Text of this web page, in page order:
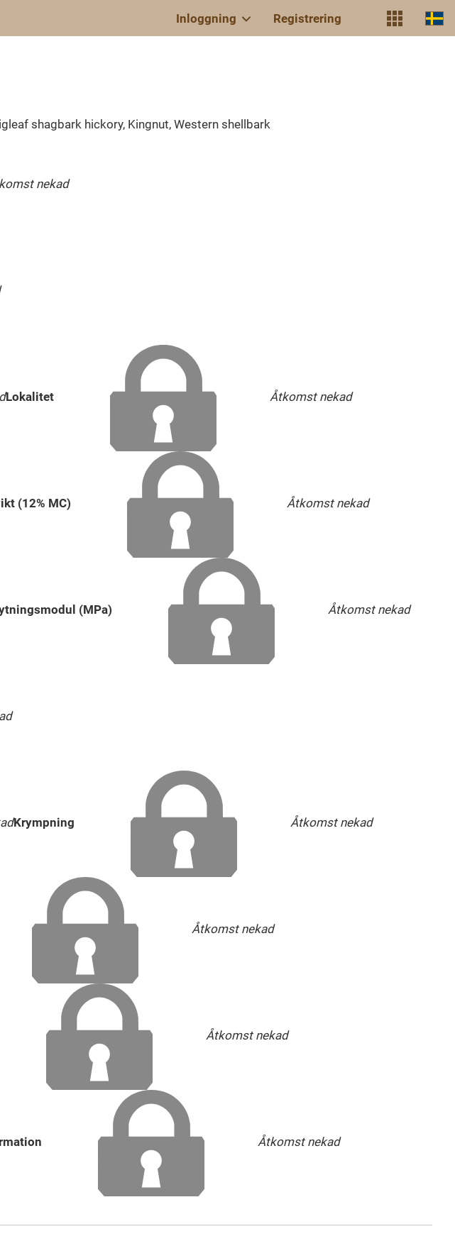
Inloggning Registrering
shagbark hickory, Kingnut, Western shellbark
nekad
Lokalitet Åtkomst nekad
(12% MC) Åtkomst nekad
(MPa) Åtkomst nekad
Krympning Åtkomst nekad
Åtkomst nekad
Åtkomst nekad
Åtkomst nekad